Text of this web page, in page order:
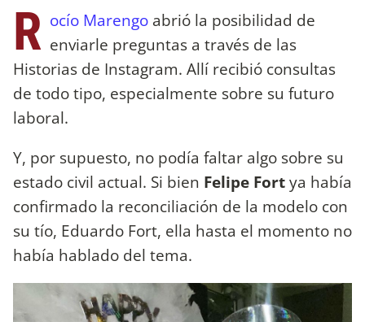
R ocío Marengo abrió la posibilidad de
enviarle preguntas a través de las
Historias de Instagram. Allí recibió consultas
de todo tipo, especialmente sobre su futuro
laboral.
Y, por supuesto, no podía faltar algo sobre su
estado civil actual. Si bien Felipe Fortya había
confirmado la reconciliación de la modelo con
su tío, Eduardo Fort, ella hasta el momento no
había hablado del tema.